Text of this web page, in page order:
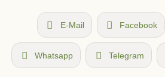
E-Mail Facebook
Whatsapp Telegram